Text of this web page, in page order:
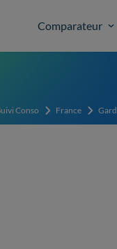
Comparateur
Conso France Gard